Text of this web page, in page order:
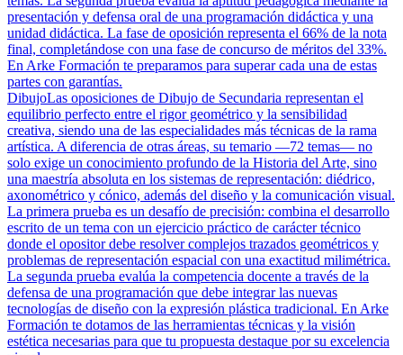
presentación y defensa oral de una programación didáctica y una
unidad didáctica. La fase de oposición representa el 66% de la nota
final, completándose con una fase de concurso de méritos del 33%.
En Arke Formación te preparamos para superar cada una de estas
partes con garantías.
DibujoLas oposiciones de Dibujo de Secundaria representan el
equilibrio perfecto entre el rigor geométrico y la sensibilidad
creativa, siendo una de las especialidades más técnicas de la rama
artística. A diferencia de otras áreas, su temario —72 temas— no
solo exige un conocimiento profundo de la Historia del Arte, sino
una maestría absoluta en los sistemas de representación: diédrico,
axonométrico y cónico, además del diseño y la comunicación visual.
La primera prueba es un desafío de precisión: combina el desarrollo
escrito de un tema con un ejercicio práctico de carácter técnico
donde el opositor debe resolver complejos trazados geométricos y
problemas de representación espacial con una exactitud milimétrica.
La segunda prueba evalúa la competencia docente a través de la
defensa de una programación que debe integrar las nuevas
tecnologías de diseño con la expresión plástica tradicional. En Arke
Formación te dotamos de las herramientas técnicas y la visión
estética necesarias para que tu propuesta destaque por su excelencia